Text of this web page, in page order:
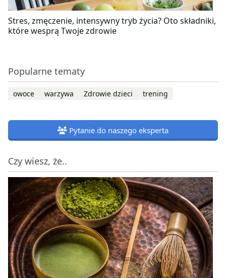
Stres, zmęczenie, intensywny tryb życia? Oto składniki,
które wesprą Twoje zdrowie
Popularne tematy
owoce warzywa Zdrowie dzieci trening
Pytanie do naszego eksperta
Czy wiesz, że..